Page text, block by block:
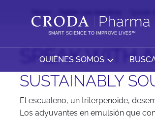
SMART SCIENCE TO IMPROVE LIVES™
QUIÉNES SOMOS
SPEAK WITH
SUSTAINABLY
El escualeno, un triterpenoide,
Los adyuvantes en emulsión que